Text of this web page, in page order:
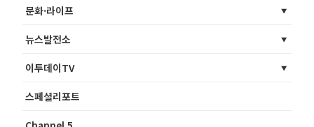
문화·라이프
뉴스발전소
이투데이TV
스페셜리포트